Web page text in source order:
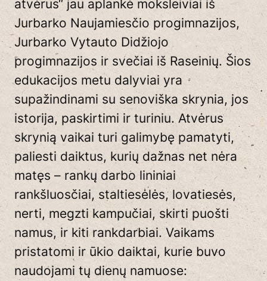
atvėrus“ jau aplankė moksleiviai iš
Jurbarko Naujamiesčio progimnazijos,
Jurbarko Vytauto Didžiojo
progimnazijos ir svečiai iš Raseinių. Šios
edukacijos metu dalyviai yra
supažindinami su senoviška skrynia, jos
istorija, paskirtimi ir turiniu. Atvėrus
skrynią vaikai turi galimybę pamatyti,
paliesti daiktus, kurių dažnas net nėra
matęs – rankų darbo lininiai
rankšluosčiai, staltiesėlės, lovatiesės,
nerti, megzti kampučiai, skirti puošti
namus, ir kiti rankdarbiai. Vaikams
pristatomi ir ūkio daiktai, kurie buvo
naudojami tų dienų namuose: